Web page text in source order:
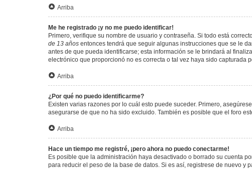
Arriba
Me he registrado ¡y no me puedo identificar!
Primero, verifique su nombre de usuario y contraseña. Si todo está
de 13 años entonces tendrá que seguir algunas instrucciones que se le
antes de que pueda identificarse; esta información se le brindará al
electrónico que proporcionó no es correcta o tal vez haya sido capturada
Arriba
¿Por qué no puedo identificarme?
Existen varias razones por lo cuál esto puede suceder. Primero,
asegurarse de que no ha sido excluido. También es posible que el foro
Arriba
Hace un tiempo me registré, ¡pero ahora no puedo conectarme!
Es posible que la administración haya desactivado o borrado su cuenta
para reducir el peso de la base de datos. Si es así, registrese de nuevo y